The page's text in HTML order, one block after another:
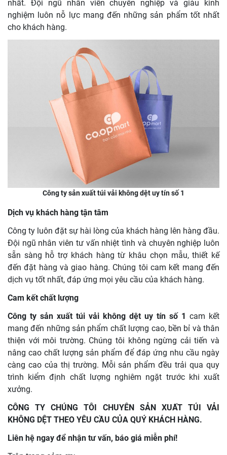
nhất. Đội ngũ nhân viên chuyên nghiệp và giàu kinh
nghiệm luôn nỗ lực mang đến những sản phẩm tốt nhất
cho khách hàng.
Công ty sản xuất túi vải không dệt uy tín số 1
Dịch vụ khách hàng tận tâm
Công ty luôn đặt sự hài lòng của khách hàng lên hàng đầu.
Đội ngũ nhân viên tư vấn nhiệt tình và chuyên nghiệp luôn
sẵn sàng hỗ trợ khách hàng từ khâu chọn mẫu, thiết kế
đến đặt hàng và giao hàng. Chúng tôi cam kết mang đến
dịch vụ tốt nhất, đáp ứng mọi yêu cầu của khách hàng.
Cam kết chất lượng
Công ty sản xuất túi vải không dệt uy tín số 1 cam kết
mang đến những sản phẩm chất lượng cao, bền bỉ và thân
thiện với môi trường. Chúng tôi không ngừng cải tiến và
nâng cao chất lượng sản phẩm để đáp ứng nhu cầu ngày
càng cao của thị trường. Mỗi sản phẩm đều trải qua quy
trình kiểm định chất lượng nghiêm ngặt trước khi xuất
xưởng.
CÔNG TY CHÚNG TÔI CHUYÊN SẢN XUẤT TÚI VẢI
KHÔNG DỆT THEO YÊU CẦU CỦA QUÝ KHÁCH HÀNG.
Liên hệ ngay để nhận tư vấn, báo giá miễn phí!